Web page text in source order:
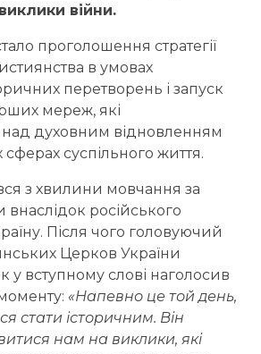
війни.
проголошення стратегії
в умовах
перетворень і запуск
мереж, які
духовним відновленням
сферах суспільного життя.
з хвилини мовчання за
внаслідок російського
Після чого головуючий
Церков України
у вступному слові наголосив
«Напевно це той день,
стати історичним. Він
нам на виклики, які